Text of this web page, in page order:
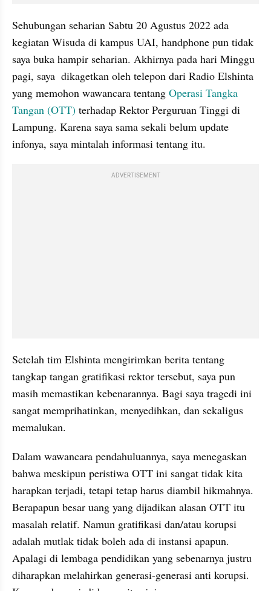
Sehubungan seharian Sabtu 20 Agustus 2022 ada
kegiatan Wisuda di kampus UAI, handphone pun tidak
saya buka hampir seharian. Akhirnya pada hari Minggu
pagi, saya  dikagetkan oleh telepon dari Radio Elshinta
yang memohon wawancara tentang Operasi Tangka
Tangan (OTT) terhadap Rektor Perguruan Tinggi di
Lampung. Karena saya sama sekali belum update
infonya, saya mintalah informasi tentang itu.
ADVERTISEMENT
Setelah tim Elshinta mengirimkan berita tentang
tangkap tangan gratifikasi rektor tersebut, saya pun
masih memastikan kebenarannya. Bagi saya tragedi ini
sangat memprihatinkan, menyedihkan, dan sekaligus
memalukan.
Dalam wawancara pendahuluannya, saya menegaskan
bahwa meskipun peristiwa OTT ini sangat tidak kita
harapkan terjadi, tetapi tetap harus diambil hikmahnya.
Berapapun besar uang yang dijadikan alasan OTT itu
masalah relatif. Namun gratifikasi dan/atau korupsi
adalah mutlak tidak boleh ada di instansi apapun.
Apalagi di lembaga pendidikan yang sebenarnya justru
diharapkan melahirkan generasi-generasi anti korupsi.